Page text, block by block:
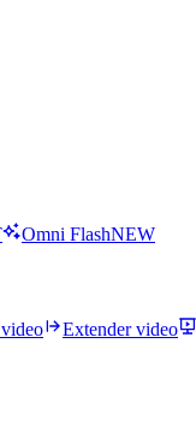
Omni FlashNEW
Extender video